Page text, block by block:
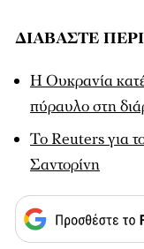
ΔΙΑΒΑΣΤΕ
Η Ουκρανία
πύραυλο στη
Το Reuters για
Σαντορίνη